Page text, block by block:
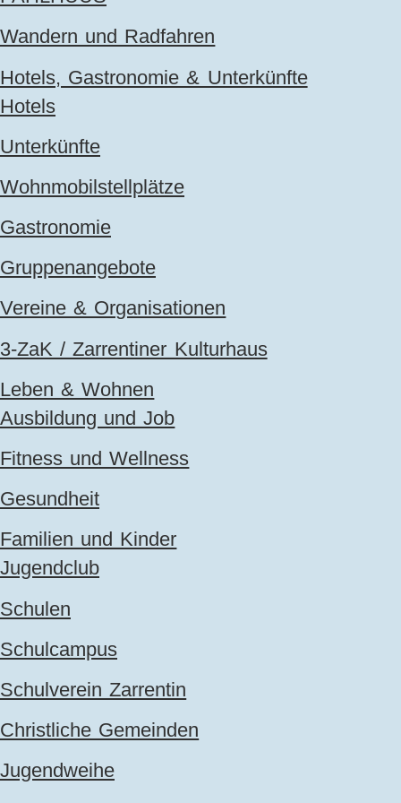
Wandern und Radfahren
Hotels, Gastronomie & Unterkünfte
Hotels
Unterkünfte
Wohnmobilstellplätze
Gastronomie
Gruppenangebote
Vereine & Organisationen
3-ZaK / Zarrentiner Kulturhaus
Leben & Wohnen
Ausbildung und Job
Fitness und Wellness
Gesundheit
Familien und Kinder
Jugendclub
Schulen
Schulcampus
Schulverein Zarrentin
Christliche Gemeinden
Jugendweihe